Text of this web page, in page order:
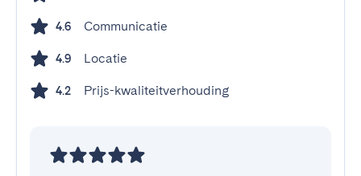
4.6 Communicatie
4.9 Locatie
4.2 Prijs-kwaliteitverhouding